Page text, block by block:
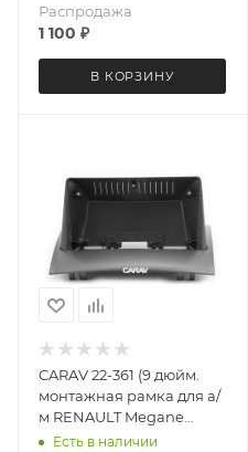
Распродажа
1 100 ₽
В КОРЗИНУ
CARAV 22-361 (9 дюйм.
монтажная рамка для а/
м RENAULT Megane
2002-2009
Есть в наличии